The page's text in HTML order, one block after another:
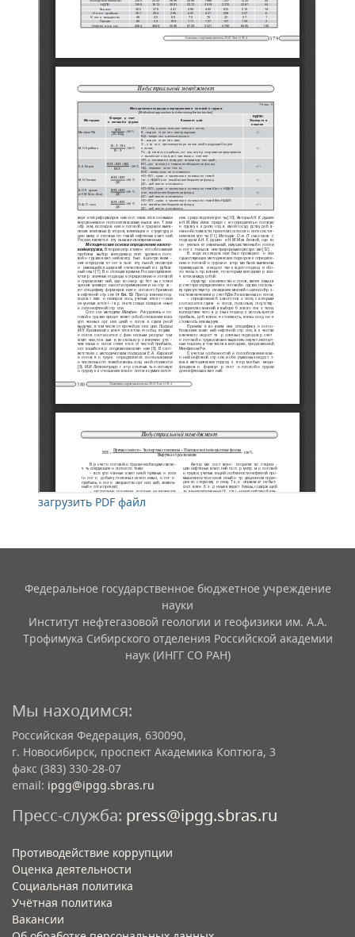
загрузить PDF файл
Федеральное государственное бюджетное учреждение
науки
Институт нефтегазовой геологии и геофизики им. А.А.
Трофимука Сибирского отделения Российской академии
наук (ИНГГ СО РАН)
Мы находимся:
Российская Федерация, 630090,
г. Новосибирск, проспект Академика Коптюга, 3
факс (383) 330-28-07
email: ipgg@ipgg.sbras.ru
Пресс-служба: press@ipgg.sbras.ru
Противодействие коррупции
Оценка деятельности
Социальная политика
Учётная политика​
Вакансии​